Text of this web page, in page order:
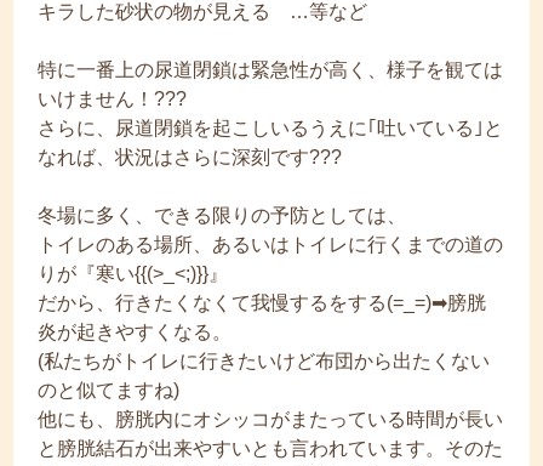
キラした砂状の物が見える …等など
特に一番上の尿道閉鎖は緊急性が高く、様子を観ては
いけません！???
さらに、尿道閉鎖を起こしいるうえに｢吐いている｣と
なれば、状況はさらに深刻です???
冬場に多く、できる限りの予防としては、
トイレのある場所、あるいはトイレに行くまでの道の
りが『寒い{{(>_<;)}}』
だから、行きたくなくて我慢するをする(=_=)➡膀胱
炎が起きやすくなる。
(私たちがトイレに行きたいけど布団から出たくない
のと似てますね)
他にも、膀胱内にオシッコがまたっている時間が長い
と膀胱結石が出来やすいとも言われています。そのた